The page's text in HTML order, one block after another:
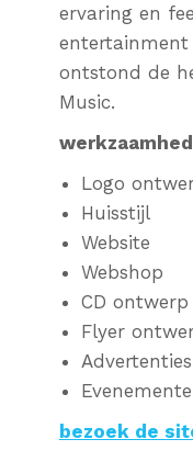
ervaring en
entertainment
ontstond de
Music.
Logo
Huisstijl
Website
Webshop
CD ontwerp
Flyer
Advertenties
bezoek de